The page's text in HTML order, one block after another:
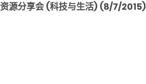
源分享会 (科技与生活) (8/7/2015)